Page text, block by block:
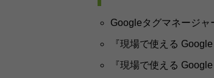
Googleタグマネージャ
『現場で使える
『現場で使える